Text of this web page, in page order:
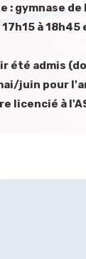
: gymnase de
à
été admis
juin pour
licencié à